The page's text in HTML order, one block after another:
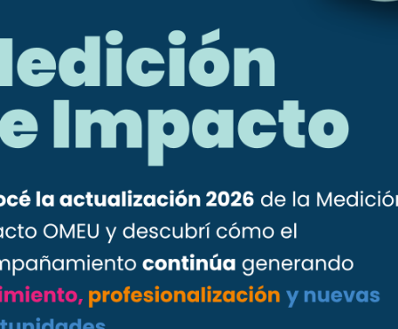
Más Ejecutivas
Más Emprendedoras
Novedades
Prensa
Socias
Archivos